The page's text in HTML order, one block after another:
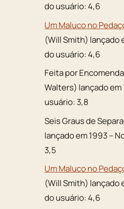
do usuário: 4,6
Um Maluco no
(Will Smith) lançado
do usuário: 4,6
Feita por
Walters) lançado em
usuário: 3,8
Seis Graus de
lançado em 1993 –
3,5
Um Maluco no
(Will Smith) lançado
do usuário: 4,6